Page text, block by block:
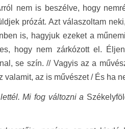
nem is beszélve, hogy
prózát. Azt válaszoltam
is, hagyjuk ezeket a
hogy nem zárkózott el.
se szín. // Vagyis az a
az is művészet / És ha
Mi fog változni a